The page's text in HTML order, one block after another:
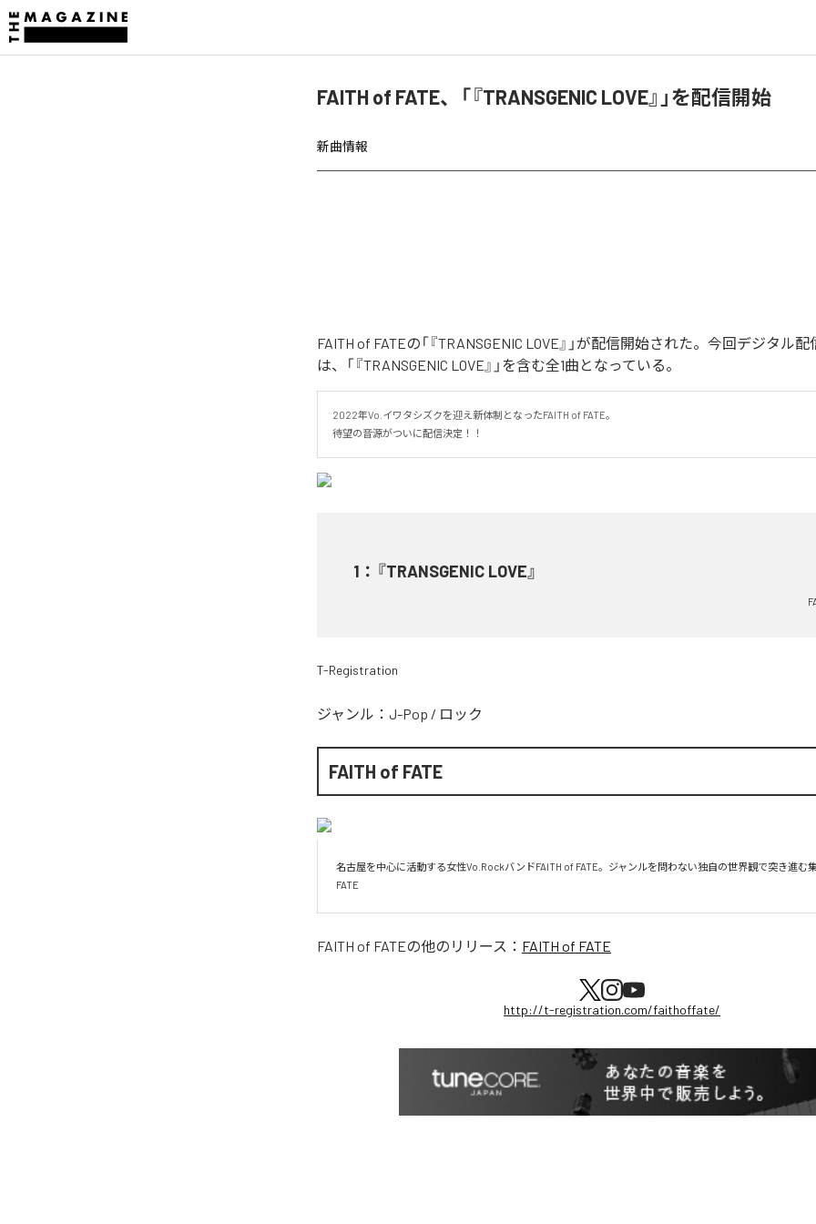
FAITH of FATE、「『TRANSGENIC LOVE』」を配信開始
新曲情報
FAITH of FATEの「『TRANSGENIC LOVE』」が配信開始された。今回デジタル
は、「『TRANSGENIC LOVE』」を含む全1曲となっている。
2022年Vo.イワタシズクを迎え新体制となったFAITH of FATE。
待望の音源がついに配信決定！！
1 ： 『TRANSGENIC LOVE』
T-Registration
ジャンル： J-Pop / ロック
FAITH of FATE
名古屋を中心に活動する女性Vo.RockバンドFAITH of FATE。ジャンルを問わない独自の世界観で突き進む
FATE
FAITH of FATEの他のリリース： FAITH of FATE
http://t-registration.com/faithoffate/